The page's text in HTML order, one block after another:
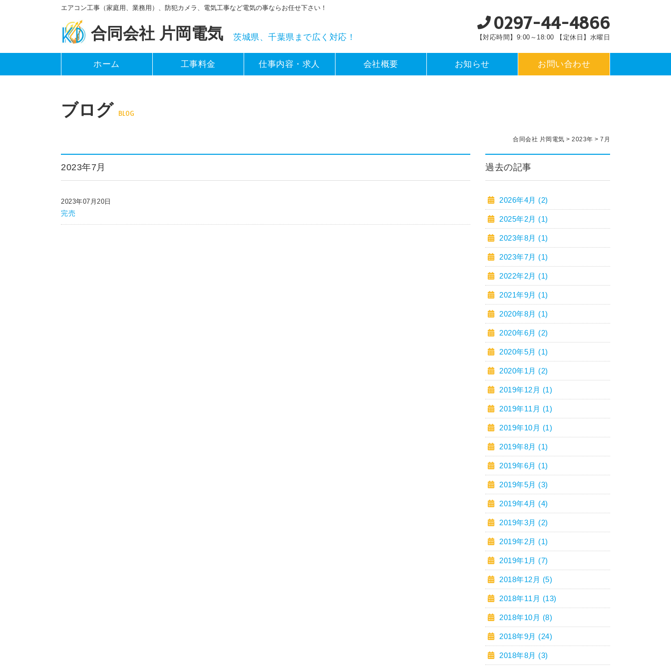
エアコン工事（家庭用、業務用）、防犯カメラ、電気工事など電気の事ならお任せ下さい！
合同会社 片岡電気 茨城県、千葉県まで広く対応！
0297-44-4866
【対応時間】9:00～18:00 【定休日】水曜日
ホーム 工事料金 仕事内容・求人 会社概要 お知らせ お問い合わせ
ブログ BLOG
合同会社 片岡電気 > 2023年 > 7月
2023年7月
2023年07月20日
完売
過去の記事
2026年4月 (2)
2025年2月 (1)
2023年8月 (1)
2023年7月 (1)
2022年2月 (1)
2021年9月 (1)
2020年8月 (1)
2020年6月 (2)
2020年5月 (1)
2020年1月 (2)
2019年12月 (1)
2019年11月 (1)
2019年10月 (1)
2019年8月 (1)
2019年6月 (1)
2019年5月 (3)
2019年4月 (4)
2019年3月 (2)
2019年2月 (1)
2019年1月 (7)
2018年12月 (5)
2018年11月 (13)
2018年10月 (8)
2018年9月 (24)
2018年8月 (3)